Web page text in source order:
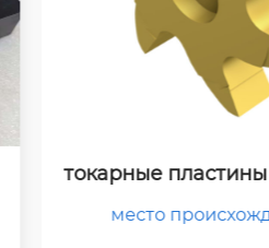
токарные
место